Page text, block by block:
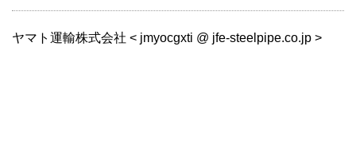
ヤマト運輸株式会社 < jmyocgxti @ jfe-steelpipe.co.jp >